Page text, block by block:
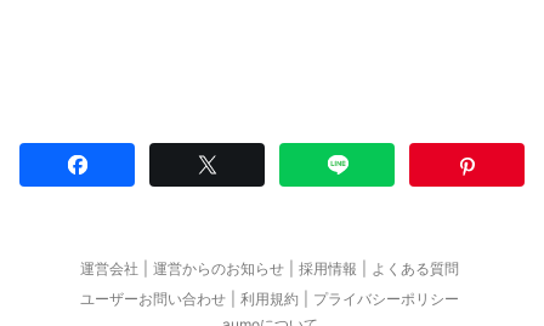
運営会社 運営からのお知らせ 採用情報
よくある質問
ユーザーお問い合わせ
利用規約
プライバシーポリシー